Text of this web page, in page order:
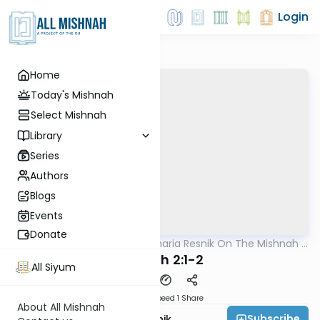
Home
Today's Mishnah
Select Mishnah
Library
Series
Authors
Blogs
Events
Donate
All Siyum
About All Mishnah
Login
Mishna Rabbi Zecharia Resnik On The Mishnah -
Kids Edition
Challah 2:1-2
Speed 1 Share